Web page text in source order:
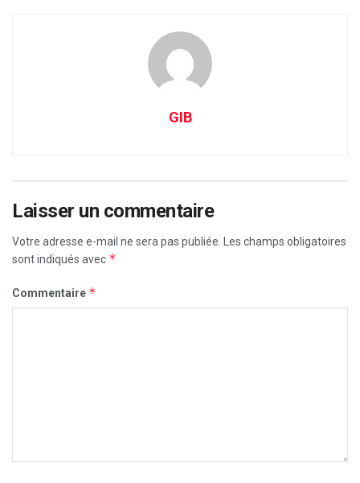
GIB
Laisser un commentaire
Votre adresse e-mail ne sera pas publiée. Les champs obligatoires
sont indiqués avec *
Commentaire *